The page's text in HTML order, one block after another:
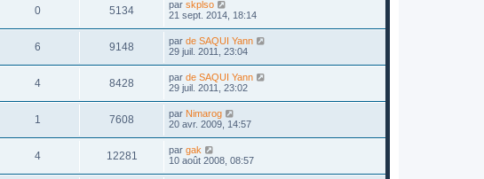
0 5134 par skplso
21 sept. 2014, 18:14
6 9148 par de SAQUI Yann
29 juil. 2011, 23:04
4 8428 par de SAQUI Yann
29 juil. 2011, 23:02
1 7608 par Nimarog
20 avr. 2009, 14:57
4 12281 par gak
10 août 2008, 08:57